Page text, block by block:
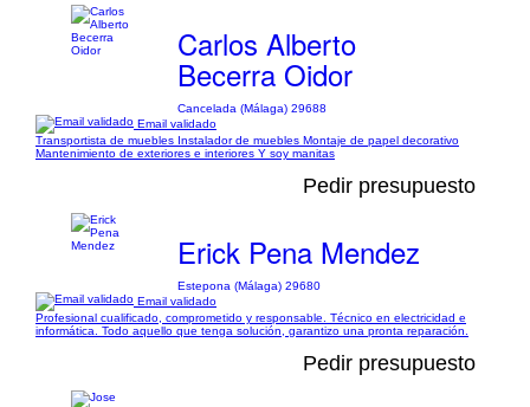
Carlos Alberto
Becerra Oidor
Cancelada (Málaga) 29688
Email validado
Transportista de muebles Instalador de muebles Montaje de papel decorativo
Mantenimiento de exteriores e interiores Y soy manitas
Pedir presupuesto
Erick Pena Mendez
Estepona (Málaga) 29680
Email validado
Profesional cualificado, comprometido y responsable. Técnico en electricidad e
informática. Todo aquello que tenga solución, garantizo una pronta reparación.
Pedir presupuesto